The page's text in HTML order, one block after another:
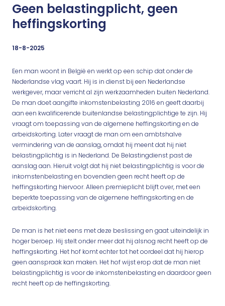
Geen belastingplicht, geen
heffingskorting
18-8-2025
Een man woont in België en werkt op een schip dat onder de
Nederlandse vlag vaart. Hij is in dienst bij een Nederlandse
werkgever, maar verricht al zijn werkzaamheden buiten Nederland.
De man doet aangifte inkomstenbelasting 2016 en geeft daarbij
aan een kwalificerende buitenlandse belastingplichtige te zijn. Hij
vraagt om toepassing van de algemene heffingskorting en de
arbeidskorting. Later vraagt de man om een ambtshalve
vermindering van de aanslag, omdat hij meent dat hij niet
belastingplichtig is in Nederland. De Belastingdienst past de
aanslag aan. Hieruit volgt dat hij niet belastingplichtig is voor de
inkomstenbelasting en bovendien geen recht heeft op de
heffingskorting hiervoor. Alleen premieplicht blijft over, met een
beperkte toepassing van de algemene heffingskorting en de
arbeidskorting.
De man is het niet eens met deze beslissing en gaat uiteindelijk in
hoger beroep. Hij stelt onder meer dat hij alsnog recht heeft op de
heffingskorting. Het hof komt echter tot het oordeel dat hij hierop
geen aanspraak kan maken. Het hof wijst erop dat de man niet
belastingplichtig is voor de inkomstenbelasting en daardoor geen
recht heeft op de heffingskorting.